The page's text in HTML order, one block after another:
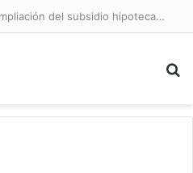
Diputado Sabat celebra ampliación del subsidio hipotecario con viviendas de hasta 6.000 UF